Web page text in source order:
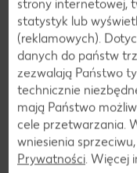
Dołącz do nas
Bądź zawsze na
żadnego naszego
strony internetowej,
statystyk lub
(reklamowych).
danych do państw
zezwalają Państwo
technicznie
mają Państwo
cele przetwarzania.
wniesienia
Prywatności. Więcej